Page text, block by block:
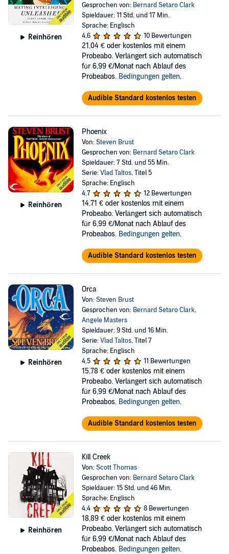
Reinhören
Gesprochen von: Bernard Setaro Clark
Spieldauer: 11 Std. und 17 Min.
Sprache: Englisch
4,6
10 Bewertungen
21,04 € oder kostenlos mit einem
Probeabo. Verlängert sich automatisch
für 6,99 €/Monat nach Ablauf des
Probeabos. Bedingungen gelten.
Audible Standard kostenlos testen
Reinhören
Phoenix
Von:Steven Brust
Gesprochen von: Bernard Setaro Clark
Spieldauer: 7 Std. und 55 Min.
Serie:Vlad Taltos, Titel 5
Sprache: Englisch
4,7
12 Bewertungen
14,71 € oder kostenlos mit einem
Probeabo. Verlängert sich automatisch
für 6,99 €/Monat nach Ablauf des
Probeabos. Bedingungen gelten.
Audible Standard kostenlos testen
Reinhören
Orca
Von:Steven Brust
Gesprochen von: Bernard Setaro Clark,
Angele Masters
Spieldauer: 9 Std. und 16 Min.
Serie:Vlad Taltos, Titel 7
Sprache: Englisch
4,5
11 Bewertungen
15,78 € oder kostenlos mit einem
Probeabo. Verlängert sich automatisch
für 6,99 €/Monat nach Ablauf des
Probeabos. Bedingungen gelten.
Audible Standard kostenlos testen
Reinhören
Kill Creek
Von:Scott Thomas
Gesprochen von: Bernard Setaro Clark
Spieldauer: 15 Std. und 46 Min.
Sprache: Englisch
4,4
8 Bewertungen
18,89 € oder kostenlos mit einem
Probeabo. Verlängert sich automatisch
für 6,99 €/Monat nach Ablauf des
Probeabos. Bedingungen gelten.